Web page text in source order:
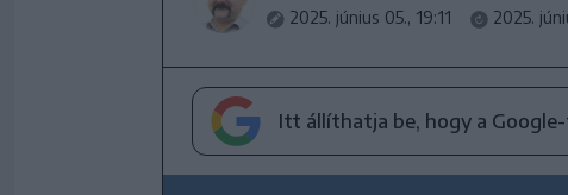
2025. június 05., 19:11 2025.
Itt állíthatja be, hogy a